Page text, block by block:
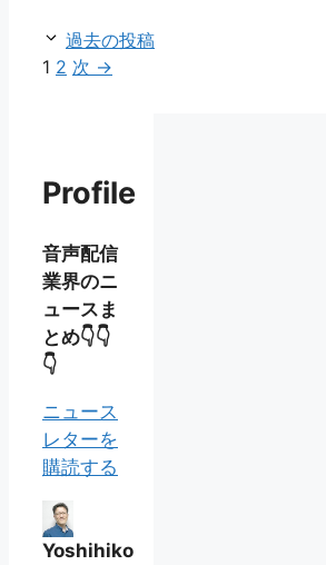
過去の投稿
ペ
1 ペ
2 次 →
Profile
音声配信
業界のニ
ュースま
とめ👇👇
👇
ニュース
レターを
購読する
Yoshihiko